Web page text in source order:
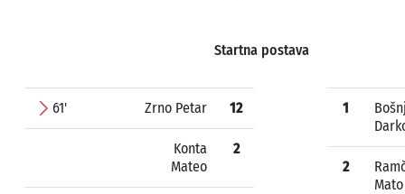
Startna postava
61' Zrno Petar 12
Konta
Mateo
2
1
2
Mato